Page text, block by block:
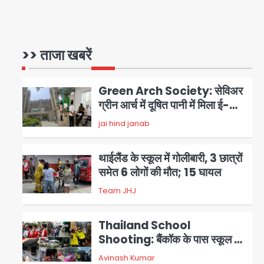
>> ताजा खबरें
1
ट्रैफिक पोस्ट और स्लीपर बस भी
2
Green Arch Society: सेविअर
ग्रीन आर्च में दूषित पानी में मिला ई-
कोलाई, अथॉरिटी ने शुरू की सैंपलिंग
जांच
jai hind janab
3
थाईलैंड के स्कूल में गोलीबारी, 3 छात्रों
समेत 6 लोगों की मौत; 15 घायल
Team JHJ
4
Thailand School
Shooting: बैंकॉक के पास स्कूल में
छात्र ने की अंधाधुंध फायरिंग, हमलावर
Avinash Kumar